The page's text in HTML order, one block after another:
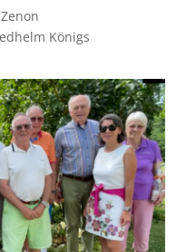
Königs